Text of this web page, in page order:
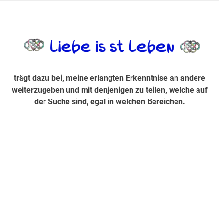
Suche sind, egal in welchen Bereichen.
trägt dazu bei, meine erlangten Erkenntnise an andere
weiterzugeben und mit denjenigen zu teilen, welche auf
der Suche sind, egal in welchen Bereichen.